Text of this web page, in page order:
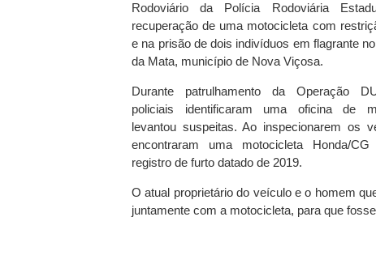
Rodoviário da Polícia Rodoviária
recuperação de uma motocicleta com
e na prisão de dois indivíduos em flagrante
da Mata, município de Nova Viçosa.
Durante patrulhamento da Operação
policiais identificaram uma oficina de
levantou suspeitas. Ao inspecionarem os
encontraram uma motocicleta Honda/
registro de furto datado de 2019.
O atual proprietário do veículo e o homem
juntamente com a motocicleta, para que